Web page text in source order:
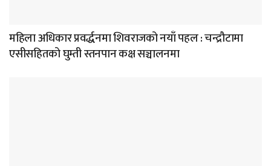
महिला अधिकार प्रवर्द्धनमा शिवराजको नयाँ पहल : चन्द्रौटामा
एसीसहितको घुम्ती स्तनपान कक्ष सञ्चालनमा